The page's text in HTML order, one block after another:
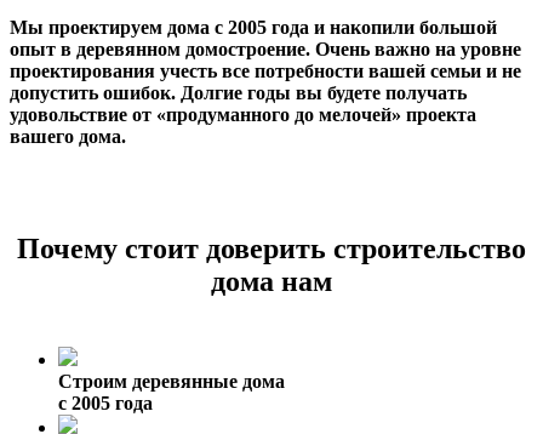
Мы проектируем дома с 2005 года и накопили большой
опыт в деревянном домостроение. Очень важно на уровне
проектирования учесть все потребности вашей семьи и не
допустить ошибок. Долгие годы вы будете получать
удовольствие от «продуманного до мелочей» проекта
вашего дома.
Почему стоит доверить строительство
дома нам
Строим деревянные дома
с 2005 года